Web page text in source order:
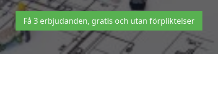
Få 3 erbjudanden, gratis och utan förpliktelser